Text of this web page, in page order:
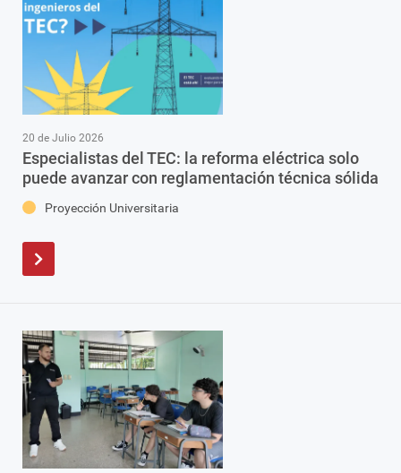
20 de Julio 2026
Especialistas del TEC: la reforma eléctrica solo
puede avanzar con reglamentación técnica sólida
Proyección Universitaria